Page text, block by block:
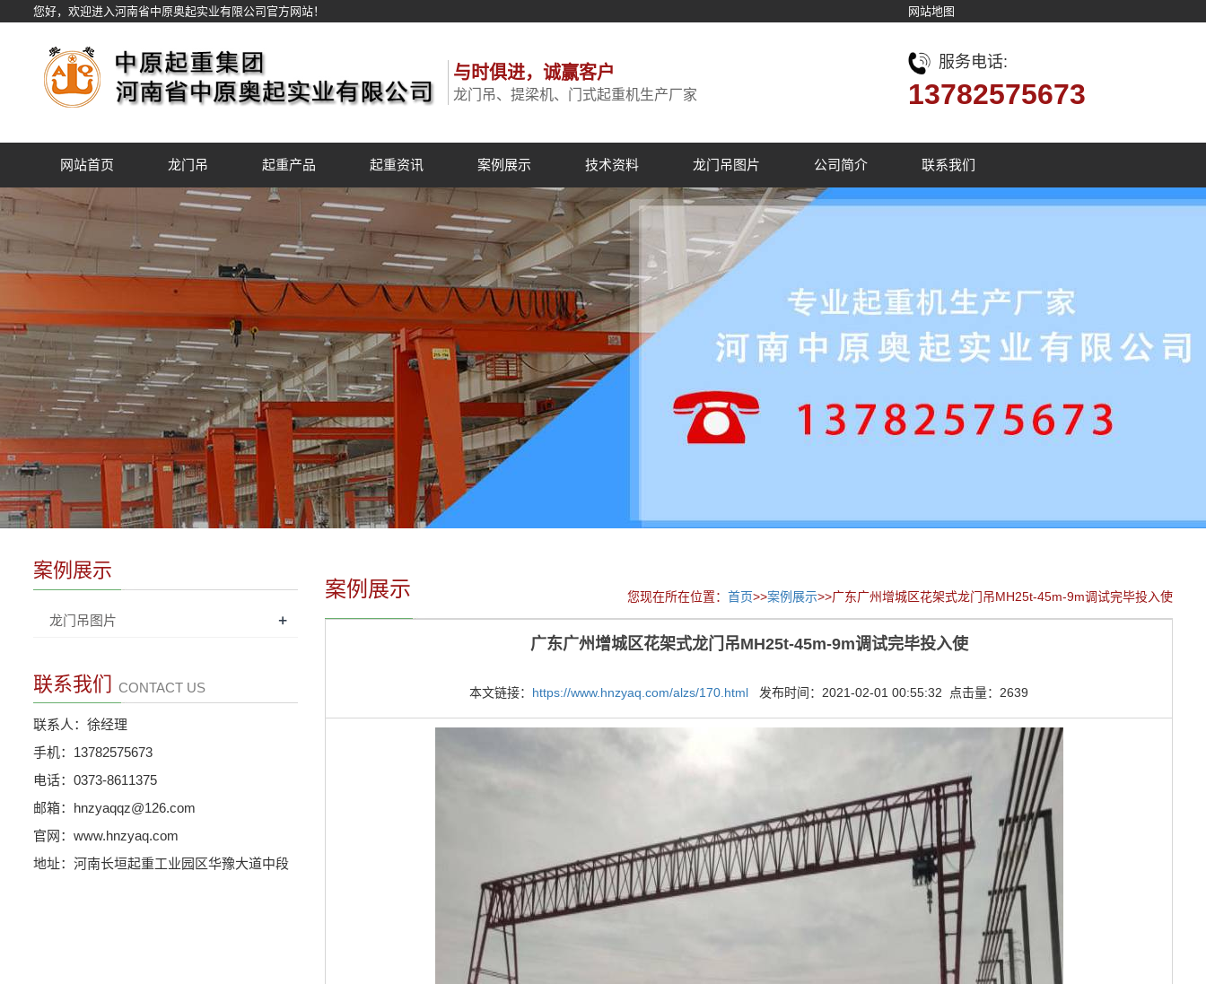
您好，欢迎进入河南省中原奥起实业有限公司官方网站！ 网站地图
与时俱进，诚赢客户
龙门吊、提梁机、门式起重机生产厂家
服务电话:
13782575673
网站首页 龙门吊 起重产品 起重资讯 案例展示 技术资料 龙门吊图片 公司简介 联系我们
案例展示 您现在所在位置： 首页>>案例展示>>广东广州增城区花架式龙门吊MH25t-45m-9m调试完毕投入使
广东广州增城区花架式龙门吊MH25t-45m-9m调试完毕投入使
本文链接： https://www.hnzyaq.com/alzs/170.html 发布时间：2021-02-01 00:55:32 点击量：2639
案例展示
龙门吊图片 +
联系我们 CONTACT US
联系人：徐经理
手机：13782575673
电话：0373-8611375
邮箱：hnzyaqqz@126.com
官网：www.hnzyaq.com
地址：河南长垣起重工业园区华豫大道中段